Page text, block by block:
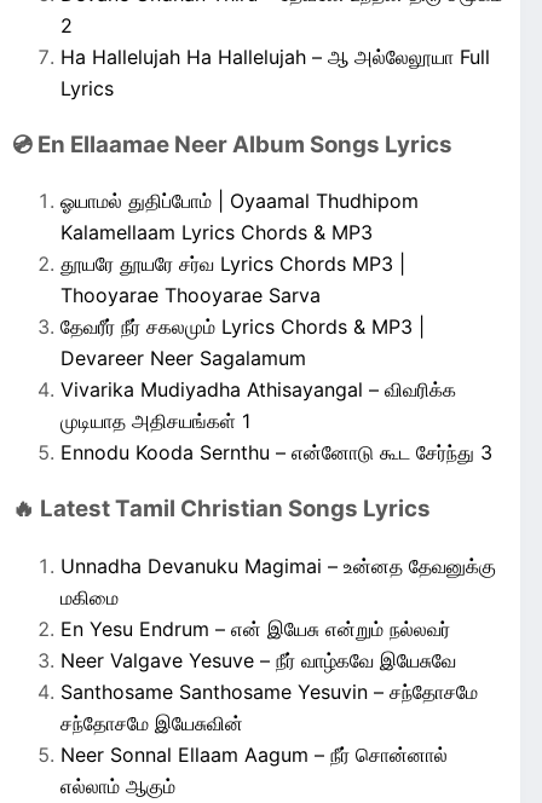
2
Ha Hallelujah Ha Hallelujah – ஆ அல்லேலூயா Full
Lyrics
💿 En Ellaamae Neer Album Songs Lyrics
ஓயாமல் துதிப்போம் | Oyaamal Thudhipom
Kalamellaam Lyrics Chords & MP3
தூயரே தூயரே சர்வ Lyrics Chords MP3 |
Thooyarae Thooyarae Sarva
தேவரீர் நீர் சகலமும் Lyrics Chords & MP3 |
Devareer Neer Sagalamum
Vivarika Mudiyadha Athisayangal – விவரிக்க
முடியாத அதிசயங்கள் 1
Ennodu Kooda Sernthu – என்னோடு கூட சேர்ந்து 3
🔥 Latest Tamil Christian Songs Lyrics
Unnadha Devanuku Magimai – உன்னத தேவனுக்கு
மகிமை
En Yesu Endrum – என் இயேசு என்றும் நல்லவர்
Neer Valgave Yesuve – நீர் வாழ்கவே இயேசுவே
Santhosame Santhosame Yesuvin – சந்தோசமே
சந்தோசமே இயேசுவின்
Neer Sonnal Ellaam Aagum – நீர் சொன்னால்
எல்லாம் ஆகும்